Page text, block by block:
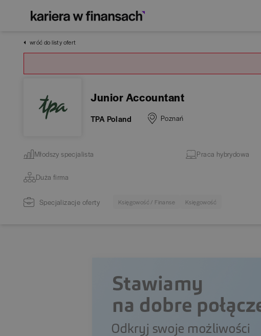
wróć do listy ofert
Junior Accountant
TPA Poland Poznań
Młodszy specjalista Praca hybrydowa
Duża firma
Specjalizacje oferty Księgowość / Finanse Księgowość